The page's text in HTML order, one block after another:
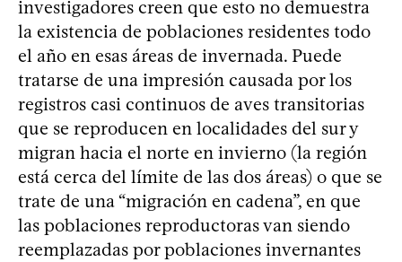
investigadores creen que esto no demuestra
la existencia de poblaciones residentes todo
el año en esas áreas de invernada. Puede
tratarse de una impresión causada por los
registros casi continuos de aves transitorias
que se reproducen en localidades del sur y
migran hacia el norte en invierno (la región
está cerca del límite de las dos áreas) o que se
trate de una “migración en cadena”, en que
las poblaciones reproductoras van siendo
reemplazadas por poblaciones invernantes